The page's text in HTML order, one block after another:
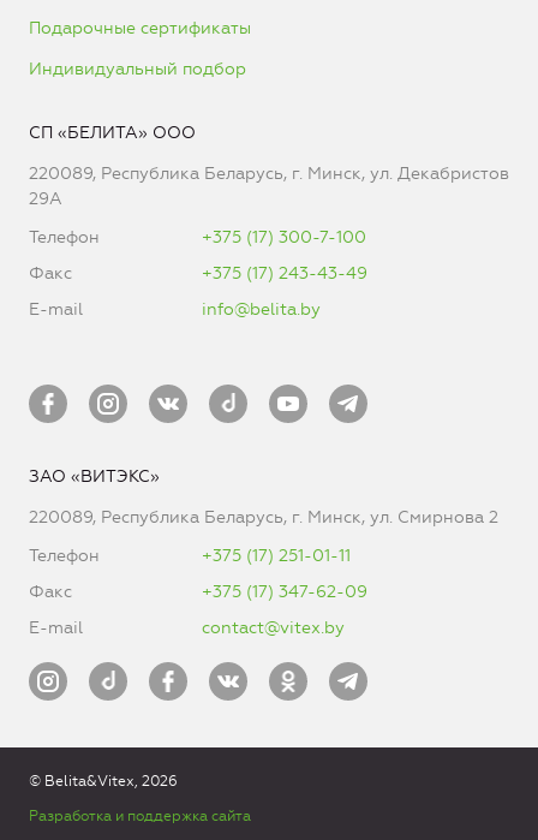
Подарочные сертификаты
Индивидуальный подбор
СП «БЕЛИТА» ООО
220089, Республика Беларусь, г. Минск, ул. Декабристов
29А
Телефон
+375 (17) 300-7-100
Факс
+375 (17) 243-43-49
E-mail
info@belita.by
ЗАО «ВИТЭКС»
220089, Республика Беларусь, г. Минск, ул. Смирнова 2
Телефон
+375 (17) 251-01-11
Факс
+375 (17) 347-62-09
E-mail
contact@vitex.by
© Belita&Vitex, 2026
Разработка и поддержка сайта